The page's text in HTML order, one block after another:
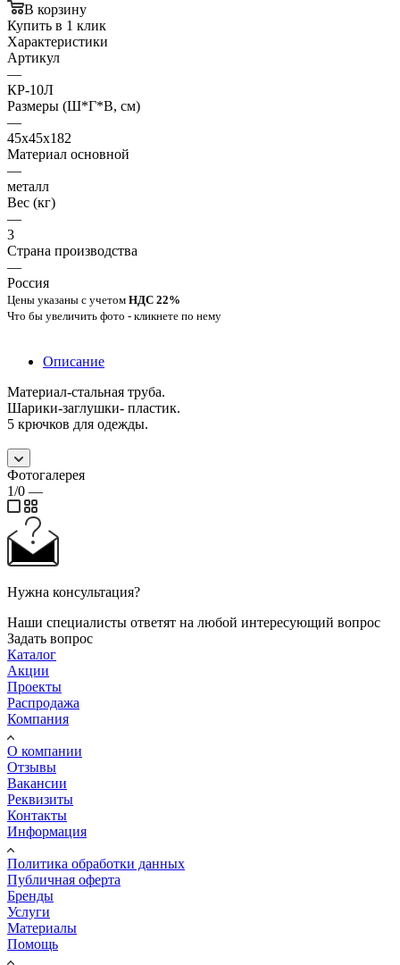
В корзину
Купить в 1 клик
Характеристики
Артикул
—
КР-10Л
Размеры (Ш*Г*В, см)
—
45x45x182
Материал основной
—
металл
Вес (кг)
—
3
Страна производства
—
Россия
Цены указаны с учетом НДС 22%
Что бы увеличить фото - кликнете по нему
Описание
Материал-стальная труба.
Шарики-заглушки- пластик.
5 крючков для одежды.
Фотогалерея
1/0 —
Нужна консультация?
Наши специалисты ответят на любой интересующий вопрос
Задать вопрос
Каталог
Акции
Проекты
Распродажа
Компания
О компании
Отзывы
Вакансии
Реквизиты
Контакты
Информация
Политика обработки данных
Публичная оферта
Бренды
Услуги
Материалы
Помощь